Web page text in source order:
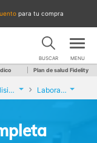
para tu compra
BUSCAR MENU
Plan de salud Fidelity
Análisis de tiroides completa Laboratorio Echevarne Cádiz